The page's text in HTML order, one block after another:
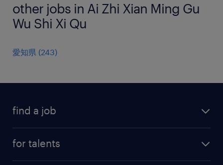
other jobs in Ai Zhi Xian Ming Gu
Wu Shi Xi Qu
愛知県 (243)
find a job
for talents